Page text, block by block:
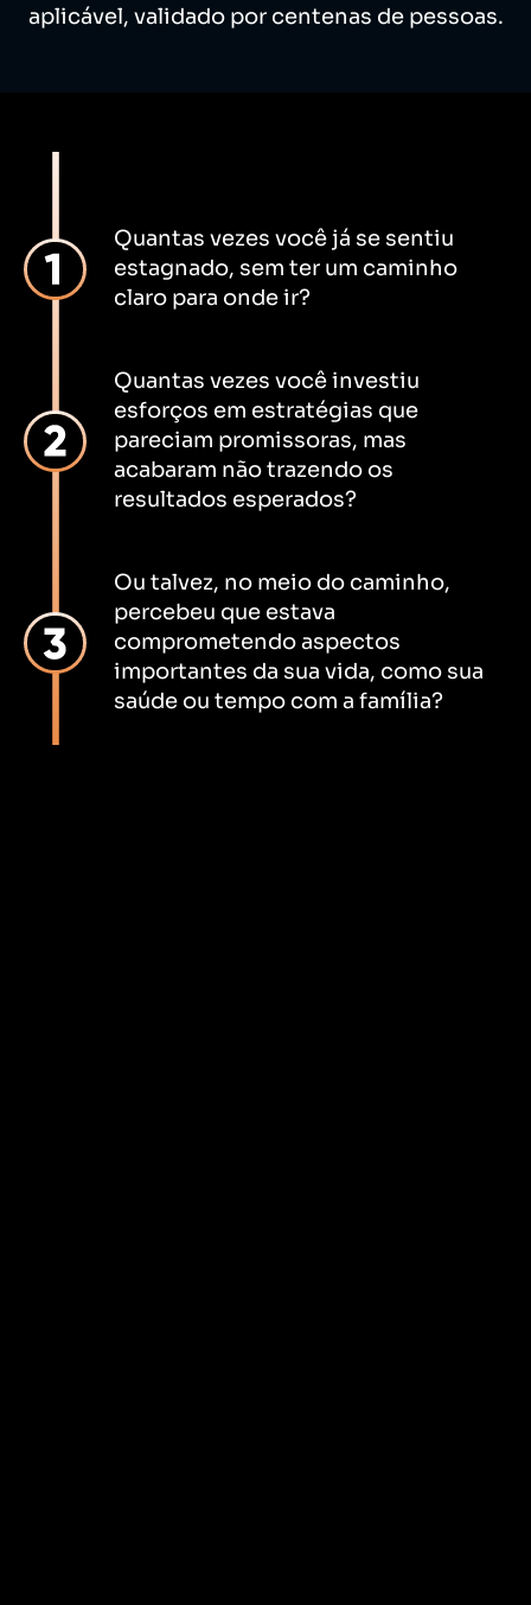
aplicável, validado por centenas de pessoas.
Quantas vezes você já se sentiu
estagnado, sem ter um caminho
claro para onde ir?
Quantas vezes você investiu
esforços em estratégias que
pareciam promissoras, mas
acabaram não trazendo os
resultados esperados?
Ou talvez, no meio do caminho,
percebeu que estava
comprometendo aspectos
importantes da sua vida, como sua
saúde ou tempo com a família?